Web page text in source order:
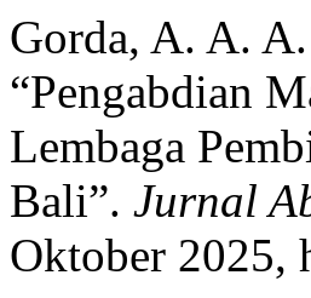
Gorda, A. A.
“Pengabdian
Lembaga
Bali”. Jurnal
Oktober 2025,